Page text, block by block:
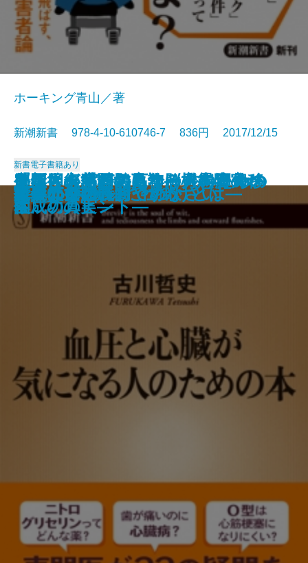
新聞社崩壊
脳は回復する―高次脳機能障害か
らの脱出―
団塊絶壁
外国人が熱狂するクールな田舎の
作り方
笑劇の人生
医者の逆説
日本を蝕む「極論」の正体
日本人と象徴天皇
「ポスト宮崎駿」論―日本アニメ
の天才たち―
考える障害者
ホーキング青山／著
新潮新書 978-4-10-610746-7 836円 2017/12/15
新書電子書籍あり
血圧と心臓が気になる人のための
本
遺言。
たべたいの
軍事のリアル
「新しき村」の百年―〈愚者の
園〉の真実―
料理は女の義務ですか
人生の持ち時間
定年後の楽園の見つけ方―海外移
住成功のヒント―
能―650年続いた仕掛けとは―
投資なんか、おやめなさい